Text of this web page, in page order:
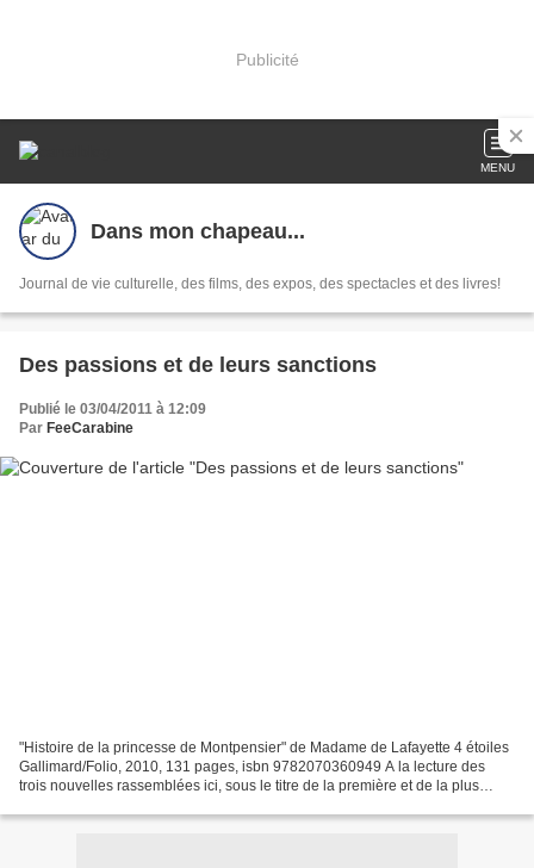
Publicité
MENU
Dans mon chapeau...
Journal de vie culturelle, des films, des expos, des spectacles et des livres!
Des passions et de leurs sanctions
Publié le 03/04/2011 à 12:09
Par FeeCarabine
"Histoire de la princesse de Montpensier" de Madame de Lafayette 4 étoiles
Gallimard/Folio, 2010, 131 pages, isbn 9782070360949 A la lecture des
trois nouvelles rassemblées ici, sous le titre de la première et de la plus